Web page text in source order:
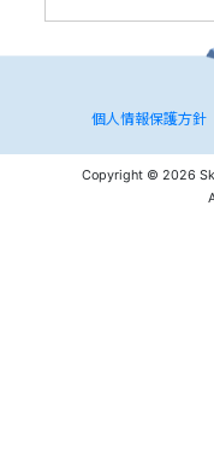
個人情報保護方針
Copyright © 2026